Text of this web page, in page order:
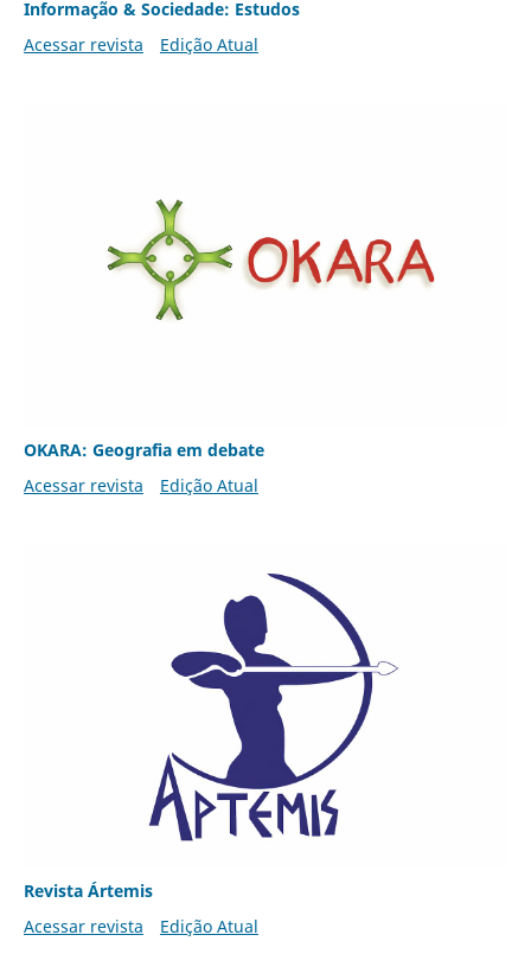
Informação & Sociedade: Estudos
Acessar revista
Edição Atual
OKARA: Geografia em debate
Acessar revista
Edição Atual
Revista Ártemis
Acessar revista
Edição Atual